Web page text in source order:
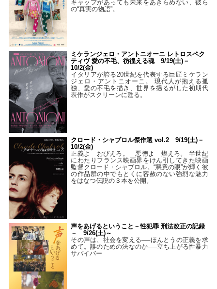
キャップがあっても未来をあきらめない、彼ら
の“真実の物語”。
ミケランジェロ・アントニオーニ レトロスペク
ティヴ 愛の不毛、彷徨える魂 9/19(土)－
10/2(金)
イタリアが誇る20世紀を代表する巨匠ミケラン
ジェロ・アントニオーニ。 現代人が抱える孤
独、愛の不毛を描き、世界を揺るがした初期代
表作がスクリーンに甦る。
クロード・シャブロル傑作選 vol.2 9/19(土)－
10/2(金)
正義よ おびえろ。 悪徳よ 燃えろ。 半世紀
にわたりフランス映画界をけん引してきた映画
監督クロード・シャブロル。“悪意の眼”が輝く彼
の作品群の中でもとくに容赦のない強烈な魅力
をはなつ伝説の３本を公開。
声をあげるということ－性犯罪 刑法改正の記録
－ 9/26(土)～
その声は、社会を変える──ほんとうの正義を求
めて。誰のための法なのか──立ち上がる性暴力
サバイバー